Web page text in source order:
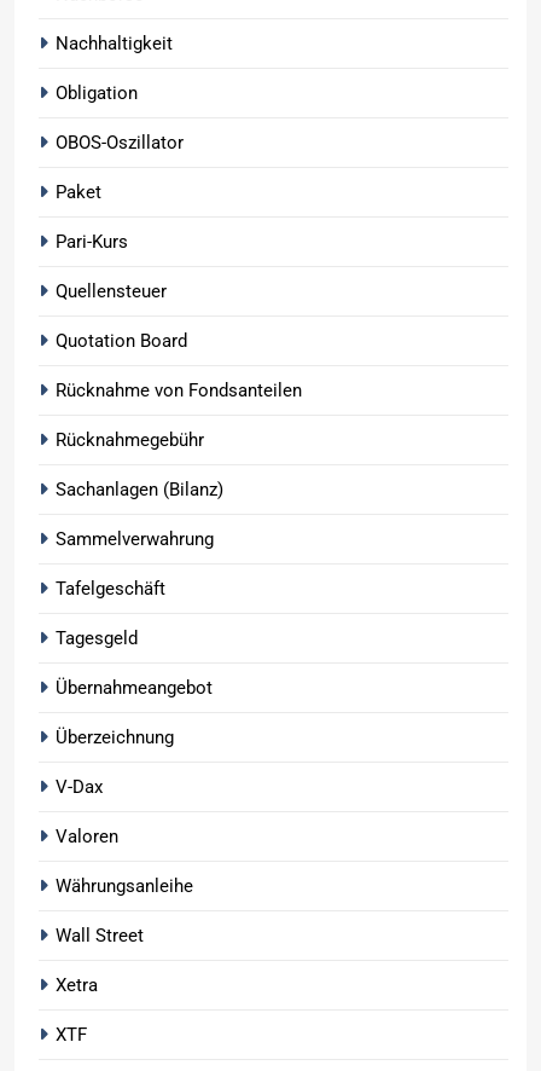
Nachhaltigkeit
Obligation
OBOS-Oszillator
Paket
Pari-Kurs
Quellensteuer
Quotation Board
Rücknahme von Fondsanteilen
Rücknahmegebühr
Sachanlagen (Bilanz)
Sammelverwahrung
Tafelgeschäft
Tagesgeld
Übernahmeangebot
Überzeichnung
V-Dax
Valoren
Währungsanleihe
Wall Street
Xetra
XTF